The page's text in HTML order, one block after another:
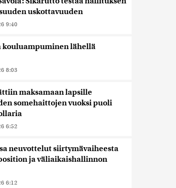
uskottavuuden
9:40
kouluampuminen lähellä
8:03
maksamaan lapsille
somehaittojen vuoksi puoli
6:52
neuvottelut siirtymävaiheesta
ja väliaikaishallinnon
6:12